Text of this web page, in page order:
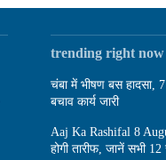
trending right now
चंबा में भीषण बस हादसा,
बचाव कार्य जारी
Aaj Ka Rashifal 8
होगी तारीफ, जानें सभी 12